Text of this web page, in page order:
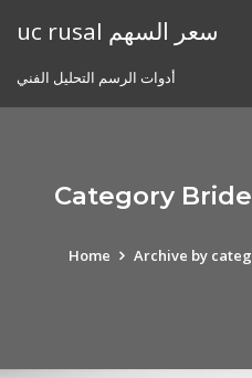
uc rusal سعر السهم
أدوات الرسم التحليل الفني
Category
Home Archive by